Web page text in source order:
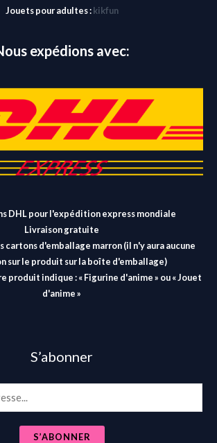
Jouets pour adultes : kikfun
expédions avec:
DHL pour l'expédition express mondiale
Livraison gratuite
cartons d'emballage marron (il n'y aura aucune
sur le produit sur la boîte d'emballage)
produit indique : « Figurine d'anime » ou « Jouet
d'anime »
S’abonner
S’ABONNER